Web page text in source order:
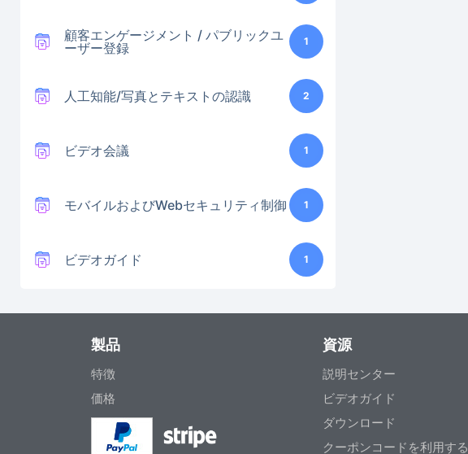
顧客エンゲージメント / パブリックユ
ーザー登録
1
人工知能/写真とテキストの認識 2
ビデオ会議 1
モバイルおよびWebセキュリティ制御 1
ビデオガイド 1
製品
特徴
価格
資源
説明センター
ビデオガイド
ダウンロード
クーポンコードを利用する